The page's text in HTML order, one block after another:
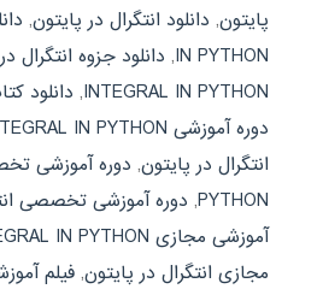
پایتون, دانلود انتگرال در پایتون,
IN PYTHON
, دانلود جزوه انتگرال
INTEGRAL IN PYTHON
, دانلود
دوره آموزشی INTEGRAL IN PYTHON
انتگرال در پایتون,
PYTHON
, دوره آموزشی تخصصی
آموزشی مجازی INTEGRAL IN PYTHON
مجازی انتگرال در پایتون,